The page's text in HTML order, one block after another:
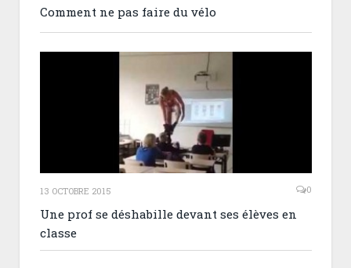
Comment ne pas faire du vélo
13 OCTOBRE 2015 0
Une prof se déshabille devant ses élèves en
classe